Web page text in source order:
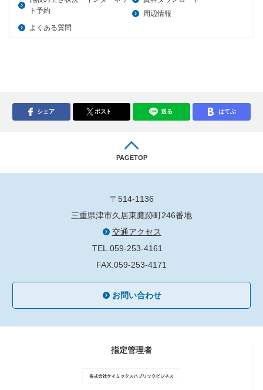
ト予約
周辺情報
よくある質問
シェア ポスト 送る はてぶ
PAGETOP
〒514-1136
三重県津市久居東鷹跡町246番地
交通アクセス
TEL.059-253-4161
FAX.059-253-4171
お問い合わせ
指定管理者